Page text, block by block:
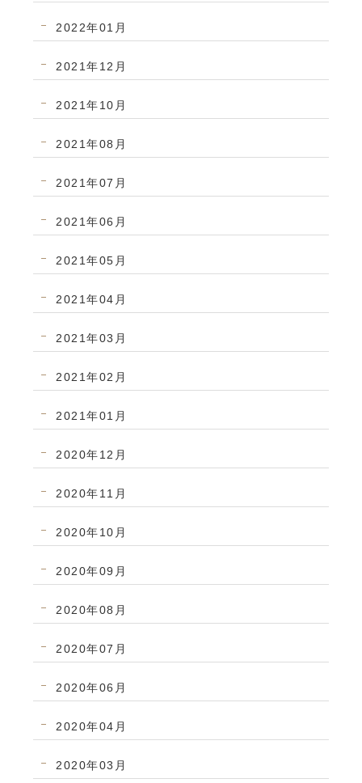
2022年01月
2021年12月
2021年10月
2021年08月
2021年07月
2021年06月
2021年05月
2021年04月
2021年03月
2021年02月
2021年01月
2020年12月
2020年11月
2020年10月
2020年09月
2020年08月
2020年07月
2020年06月
2020年04月
2020年03月